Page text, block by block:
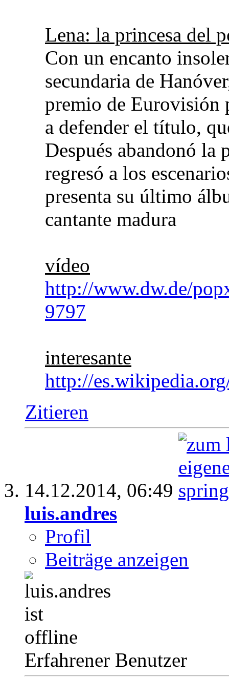
Lena: la princesa del
Con un encanto
secundaria de
premio de Eurovisión
a defender el título,
Después abandonó la
regresó a los
presenta su último
cantante madura
vídeo
http://www.dw.de/
9797
interesante
http://
Zitieren
14.12.2014, 06:49
luis.andres
Profil
Beiträge anzeigen
Erfahrener Benutzer